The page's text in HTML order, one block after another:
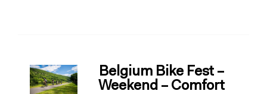
Belgium Bike Fest –
Weekend – Comfort